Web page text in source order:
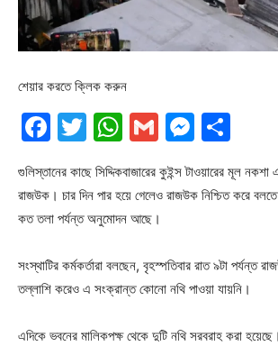
শেয়ার করতে ক্লিক করুন
Facebook
Twitter
WhatsApp
Gmail
গুলিস্তানের কাছে সিদ্দিকবাজারের কুইন্স টাওয়ারের মূল
রাজউক। চার দিন পার হয়ে গেলেও রাজউক নিশ্চিত করে
কত তলা পর্যন্ত অনুমোদন আছে।
সংস্থাটির কর্মকর্তারা বলছেন, বৃহস্পতিবার রাত ৯টা পর্যন্ত
তল্লাশি করেও এ সংক্রান্ত কোনো নথি পাওয়া যায়নি।
এদিকে ভবনের মালিকপক্ষ থেকে দুটি নথি সরবরাহ করা